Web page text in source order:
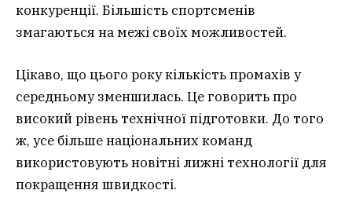
конкуренції. Більшість спортсменів
змагаються на межі своїх можливостей.
Цікаво, що цього року кількість промахів у
середньому зменшилась. Це говорить про
високий рівень технічної підготовки. До того
ж, усе більше національних команд
використовують новітні лижні технології для
покращення швидкості.